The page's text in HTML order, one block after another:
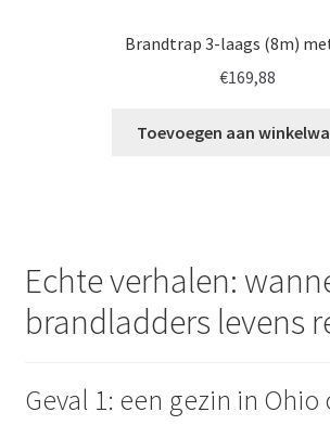
Brandtrap 3-laags (8m)
€169,88
Toevoegen aan
Echte verhalen:
brandladders levens
Geval 1: een gezin in